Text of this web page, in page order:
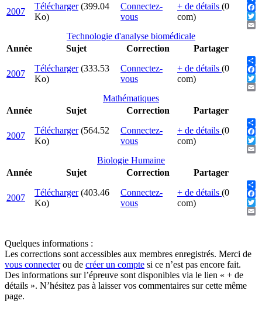
2007
Télécharger (399.04
Ko)
Connectez-
vous
+ de détails (0
com)
Technologie d'analyse biomédicale
Année
Sujet Correction Partager
2007
Télécharger (333.53
Ko)
Connectez-
vous
+ de détails (0
com)
Mathématiques
Année
Sujet Correction Partager
2007
Télécharger (564.52
Ko)
Connectez-
vous
+ de détails (0
com)
Biologie Humaine
Année
Sujet Correction Partager
2007
Télécharger (403.46
Ko)
Connectez-
vous
+ de détails (0
com)
Quelques informations :
Les corrections sont accessibles aux membres enregistrés. Merci de
vous connecterou de créer un compte si ce n’est pas encore fait.
Des informations sur l’épreuve sont disponibles via le lien « + de
détails ». N’hésitez pas à laisser vos commentaires sur cette même
page.